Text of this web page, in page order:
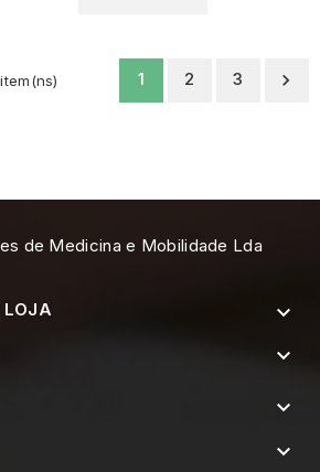
1 2 3 
de Medicina e Mobilidade Lda
LOJA 


